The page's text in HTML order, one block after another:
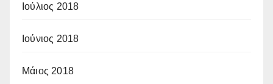
Ιούλιος 2018
Ιούνιος 2018
Μάιος 2018